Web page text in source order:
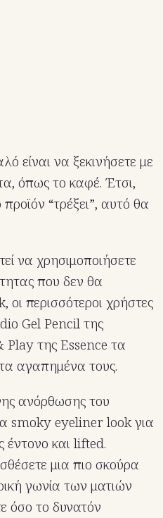
είναι να ξεκινήσετε με
όπως το καφέ. Έτσι,
“τρέξει”, αυτό θα
να χρησιμοποιήσετε
που δεν θα
οι περισσότεροι χρήστες
Gel Pencil της
της Essence τα
αγαπημένα τους.
ανόρθωσης του
smoky eyeliner look για
έντονο και lifted.
μια πιο σκούρα
γωνία των ματιών
όσο το δυνατόν